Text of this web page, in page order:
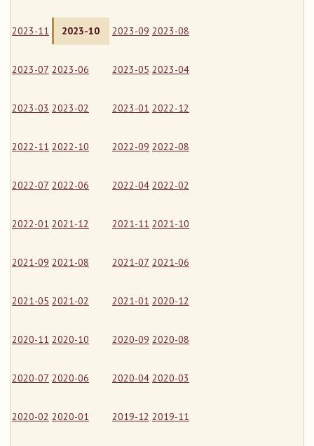
2023-11 2023-10 2023-09 2023-08
2023-07 2023-06 2023-05 2023-04
2023-03 2023-02 2023-01 2022-12
2022-11 2022-10 2022-09 2022-08
2022-07 2022-06 2022-04 2022-02
2022-01 2021-12 2021-11 2021-10
2021-09 2021-08 2021-07 2021-06
2021-05 2021-02 2021-01 2020-12
2020-11 2020-10 2020-09 2020-08
2020-07 2020-06 2020-04 2020-03
2020-02 2020-01 2019-12 2019-11